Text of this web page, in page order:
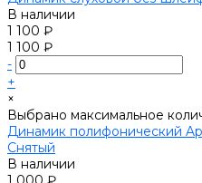
В наличии
1 100 ₽
1 100 ₽
-
+
×
Выбрано максимальное
Динамик полифонический
Снятый
В наличии